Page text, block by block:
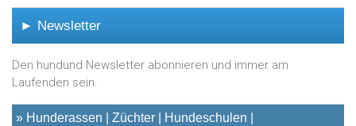
► Newsletter
Den hundund Newsletter abonnieren und immer am
Laufenden sein.
» Hunderassen Züchter Hundeschulen